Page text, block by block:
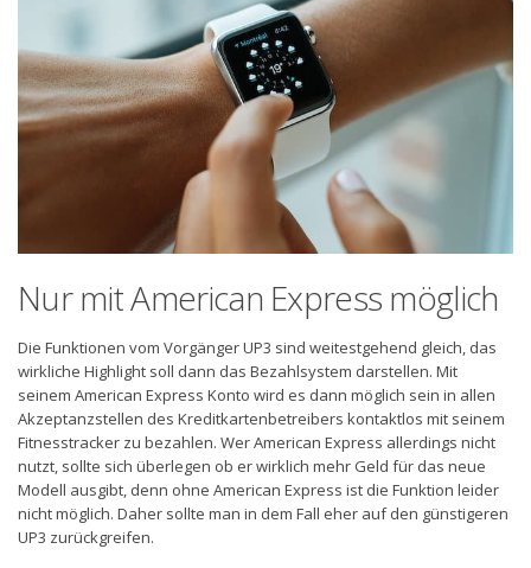
Nur mit American Express möglich
Die Funktionen vom Vorgänger UP3 sind weitestgehend gleich, das
wirkliche Highlight soll dann das Bezahlsystem darstellen. Mit
seinem American Express Konto wird es dann möglich sein in allen
Akzeptanzstellen des Kreditkartenbetreibers kontaktlos mit seinem
Fitnesstracker zu bezahlen. Wer American Express allerdings nicht
nutzt, sollte sich überlegen ob er wirklich mehr Geld für das neue
Modell ausgibt, denn ohne American Express ist die Funktion leider
nicht möglich. Daher sollte man in dem Fall eher auf den günstigeren
UP3 zurückgreifen.